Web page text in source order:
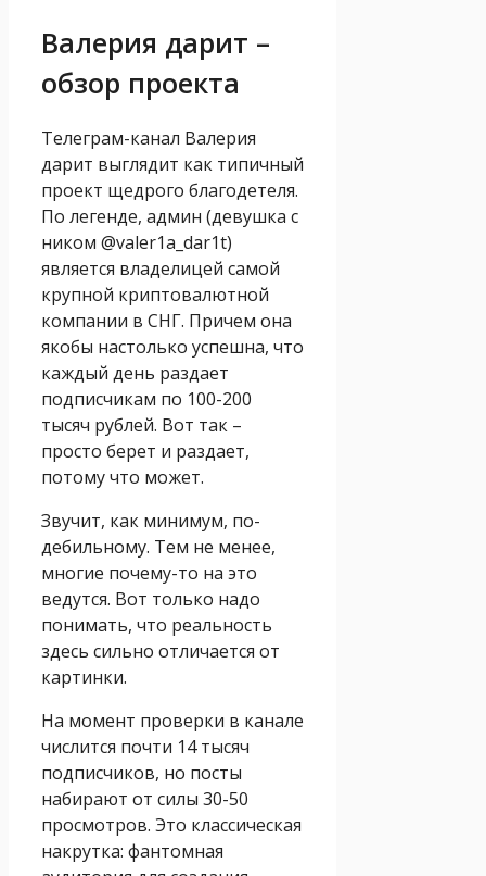
Валерия дарит –
обзор проекта
Телеграм-канал Валерия
дарит выглядит как типичный
проект щедрого благодетеля.
По легенде, админ (девушка с
ником @valer1a_dar1t)
является владелицей самой
крупной криптовалютной
компании в СНГ. Причем она
якобы настолько успешна, что
каждый день раздает
подписчикам по 100-200
тысяч рублей. Вот так –
просто берет и раздает,
потому что может.
Звучит, как минимум, по-
дебильному. Тем не менее,
многие почему-то на это
ведутся. Вот только надо
понимать, что реальность
здесь сильно отличается от
картинки.
На момент проверки в канале
числится почти 14 тысяч
подписчиков, но посты
набирают от силы 30-50
просмотров. Это классическая
накрутка: фантомная